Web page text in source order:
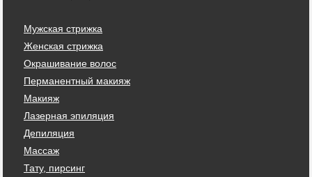
Мужская стрижка
Женская стрижка
Окрашивание волос
Перманентный макияж
Макияж
Лазерная эпиляция
Депиляция
Массаж
Тату, пирсинг